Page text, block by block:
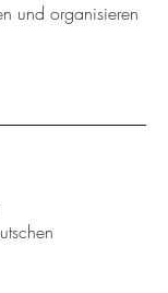
und organisieren